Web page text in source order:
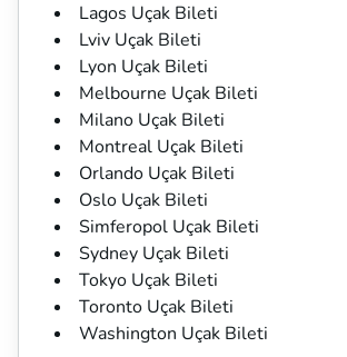
Lagos Uçak Bileti
Lviv Uçak Bileti
Lyon Uçak Bileti
Melbourne Uçak Bileti
Milano Uçak Bileti
Montreal Uçak Bileti
Orlando Uçak Bileti
Oslo Uçak Bileti
Simferopol Uçak Bileti
Sydney Uçak Bileti
Tokyo Uçak Bileti
Toronto Uçak Bileti
Washington Uçak Bileti